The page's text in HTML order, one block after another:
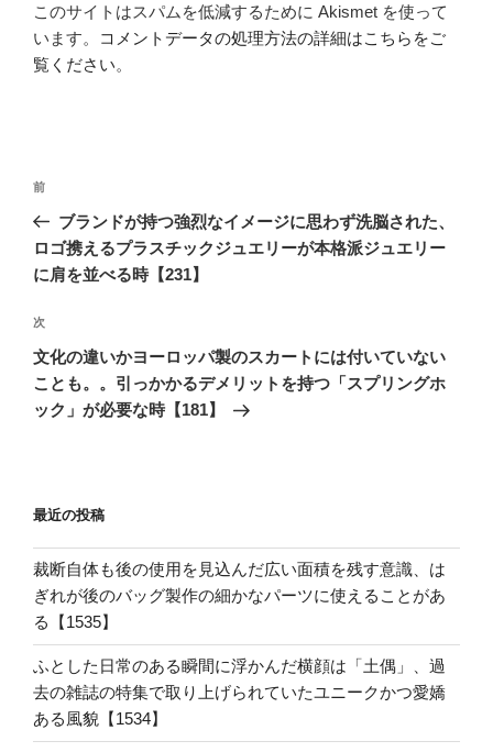
このサイトはスパムを低減するために Akismet を使って
います。
コメントデータの処理方法の詳細はこちらをご
覧ください。
投
ナ
ビ
ー
シ
ョ
ン
前
の
投
稿
前
ブランドが持つ強烈なイメージに思わず洗脳された、
ロゴ携えるプラスチックジュエリーが本格派ジュエリー
に肩を並べる時【231】
次
の
投
稿
次
文化の違いかヨーロッパ製のスカートには付いていない
ことも。。引っかかるデメリットを持つ「スプリングホ
ック」が必要な時【181】
最近の投稿
裁断自体も後の使用を見込んだ広い面積を残す意識、は
ぎれが後のバッグ製作の細かなパーツに使えることがあ
る【1535】
ふとした日常のある瞬間に浮かんだ横顔は「土偶」、過
去の雑誌の特集で取り上げられていたユニークかつ愛嬌
ある風貌【1534】